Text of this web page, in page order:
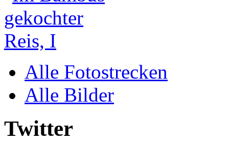
Alle Fotostrecken
Alle Bilder
Twitter